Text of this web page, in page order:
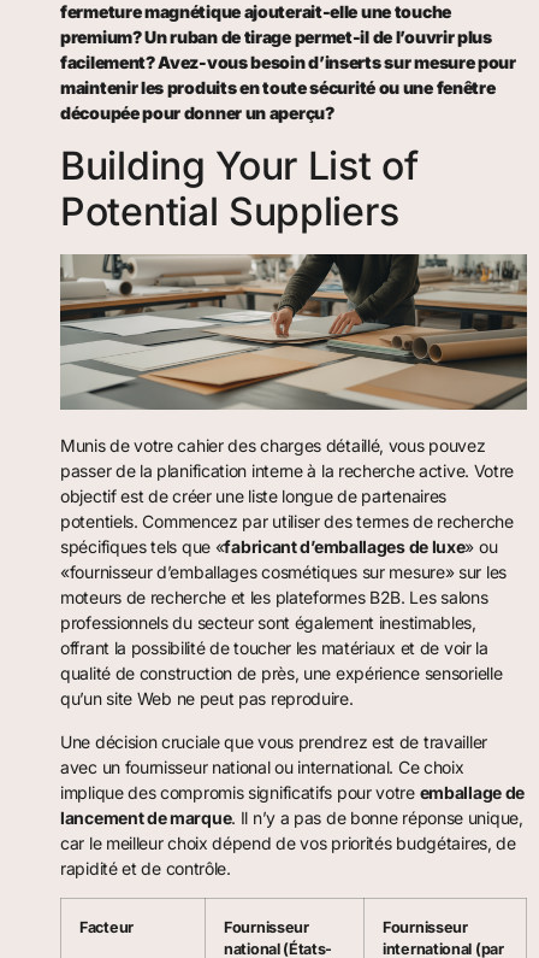
fermeture magnétique ajouterait-elle une touche
premium? Un ruban de tirage permet-il de l’ouvrir plus
facilement? Avez-vous besoin d’inserts sur mesure pour
maintenir les produits en toute sécurité ou une fenêtre
découpée pour donner un aperçu?
Building Your List of
Potential Suppliers
Munis de votre cahier des charges détaillé, vous pouvez
passer de la planification interne à la recherche active. Votre
objectif est de créer une liste longue de partenaires
potentiels. Commencez par utiliser des termes de recherche
spécifiques tels que «fabricant d’emballages de luxe» ou
«fournisseur d’emballages cosmétiques sur mesure» sur les
moteurs de recherche et les plateformes B2B. Les salons
professionnels du secteur sont également inestimables,
offrant la possibilité de toucher les matériaux et de voir la
qualité de construction de près, une expérience sensorielle
qu’un site Web ne peut pas reproduire.
Une décision cruciale que vous prendrez est de travailler
avec un fournisseur national ou international. Ce choix
implique des compromis significatifs pour votre emballage de
lancement de marque. Il n’y a pas de bonne réponse unique,
car le meilleur choix dépend de vos priorités budgétaires, de
rapidité et de contrôle.
Facteur
Fournisseur
national (États-
Fournisseur
international (par